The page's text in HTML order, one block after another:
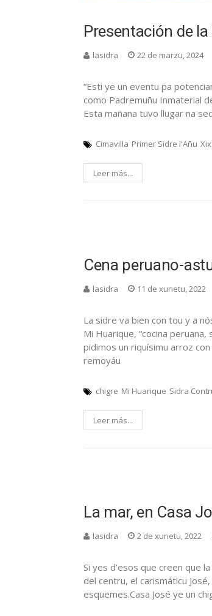
Presentación de la
lasidra 22 de marzu, 2024
“Esti ye un eventu pa
como Padremuñu Inmaterial
Esta mañana tuvo llugar na
Cimavilla Primer Sidre l'Añu
Leer más...
Cena peruano-
lasidra 11 de xunetu, 2022
La sidre va bien con tou y a
Mi Huarique, “cocina
pidimos un riquísimu arroz
remoyáu
chigre Mi Huarique Sidra
Leer más...
La mar, en Casa
lasidra 2 de xunetu, 2022
Si yes d’esos que creen que
del centru, el carismáticu
esquemes.Casa José ye un